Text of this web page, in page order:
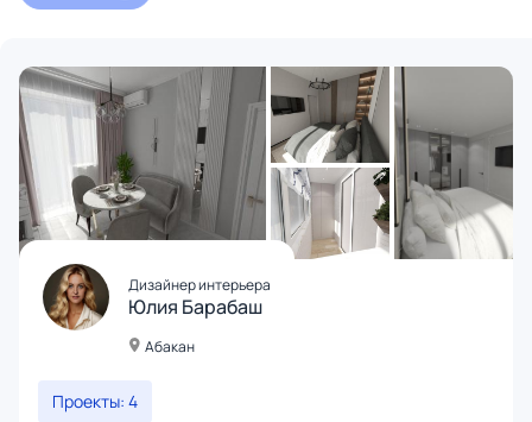
Дизайнер интерьера
Юлия Барабаш
Абакан
Проекты: 4